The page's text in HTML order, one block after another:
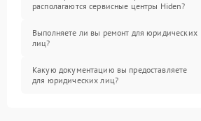
располагаются сервисные центры Hiden?
Выполняете ли вы ремонт для юридических
лиц?
Какую документацию вы предоставляете
для юридических лиц?